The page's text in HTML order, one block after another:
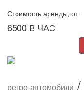
Стоимость аренды, от
6500 В ЧАС
ретро-автомобили /